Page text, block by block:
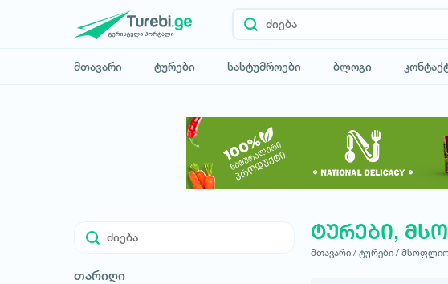
მთავარი ტურები სასტუმროები ბლოგი
თარიღი
ტურები,
მთავარი / ტურები /